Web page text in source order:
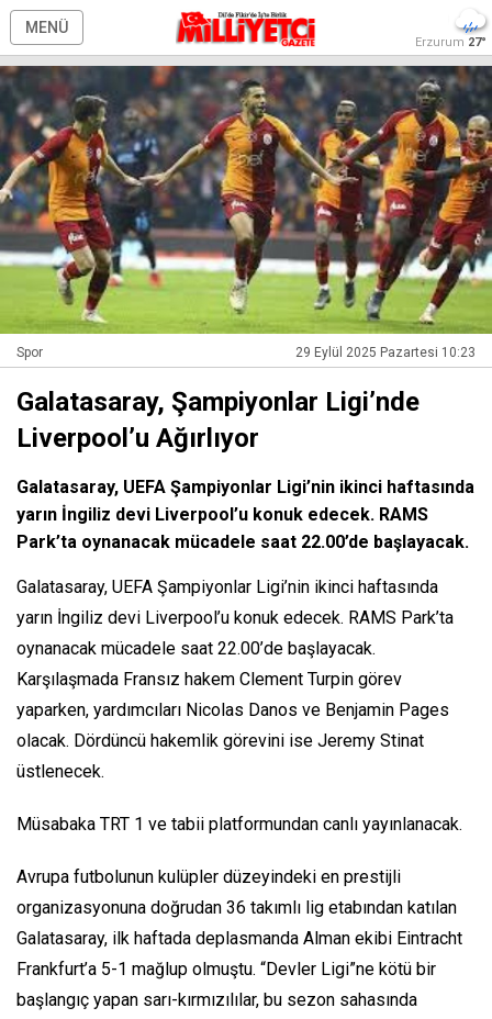
MENÜ
Erzurum 27°
Spor 29 Eylül 2025 Pazartesi 10:23
Galatasaray, Şampiyonlar Ligi’nde
Liverpool’u Ağırlıyor
Galatasaray, UEFA Şampiyonlar Ligi’nin ikinci haftasında
yarın İngiliz devi Liverpool’u konuk edecek. RAMS
Park’ta oynanacak mücadele saat 22.00’de başlayacak.
Galatasaray, UEFA Şampiyonlar Ligi’nin ikinci haftasında
yarın İngiliz devi Liverpool’u konuk edecek. RAMS Park’ta
oynanacak mücadele saat 22.00’de başlayacak.
Karşılaşmada Fransız hakem Clement Turpin görev
yaparken, yardımcıları Nicolas Danos ve Benjamin Pages
olacak. Dördüncü hakemlik görevini ise Jeremy Stinat
üstlenecek.
Müsabaka TRT 1 ve tabii platformundan canlı yayınlanacak.
Avrupa futbolunun kulüpler düzeyindeki en prestijli
organizasyonuna doğrudan 36 takımlı lig etabından katılan
Galatasaray, ilk haftada deplasmanda Alman ekibi Eintracht
Frankfurt’a 5-1 mağlup olmuştu. “Devler Ligi”ne kötü bir
başlangıç yapan sarı-kırmızılılar, bu sezon sahasında